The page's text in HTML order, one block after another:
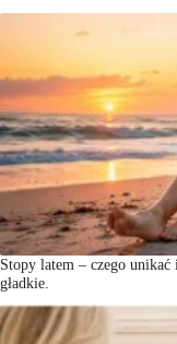
Stopy latem – czego
gładkie.